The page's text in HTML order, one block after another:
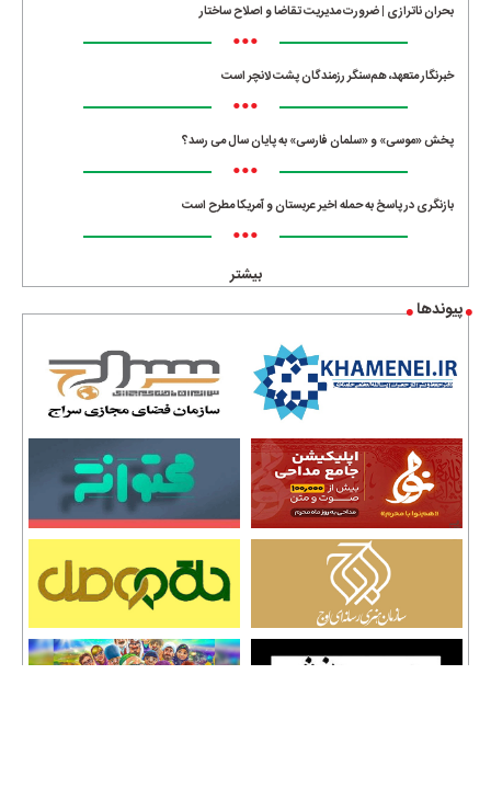
بحران ناترازی | ضرورت مدیریت تقاضا و اصلاح ساختار
•••
خبرنگار متعهد، هم‌سنگر رزمندگان پشت لانچر است
•••
پخش «موسی» و «سلمان فارسی» به پایان سال می رسد؟
•••
بازنگری در پاسخ به حمله اخیر عربستان و آمریکا مطرح است
•••
بیشتر
پیوندها